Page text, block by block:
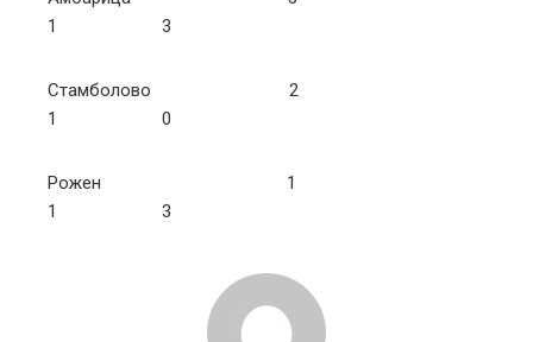
1 3
Стамболово 2
1 0
Рожен 1
1 3